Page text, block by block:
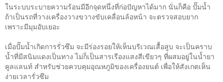
ในระบบระบายความร้อนมีอีกจุดหนึ่งที่ก่อปัญหาได้มาก นั่นก็คือ ปั๊มน้ำ
ถ้าเป็นรถที่วางเครื่องวางขวางขับเคลื่อนล้อหน้า จะตรวจสอบยาก
เพราะมีมุมอับเยอะ
เมื่อปั๊มน้ำเกิดการรั่วซึม จะมีร่องรอยให้เห็นบริเวณเสื้อสูบ จะเป็นคราบ
น้ำที่มีสนิมแดงเป็นทาง ไม่ก็เป็นสารเรืองแสงสีเขียวๆ ที่ผสมอยู่ในน้ำยา
คูลแลนท์ สำหรับช่วยควบคุมอุณหภูมิของเครื่องยนต์ เพื่อให้สังเกตเห็น
ง่ายเวลารั่วซึม